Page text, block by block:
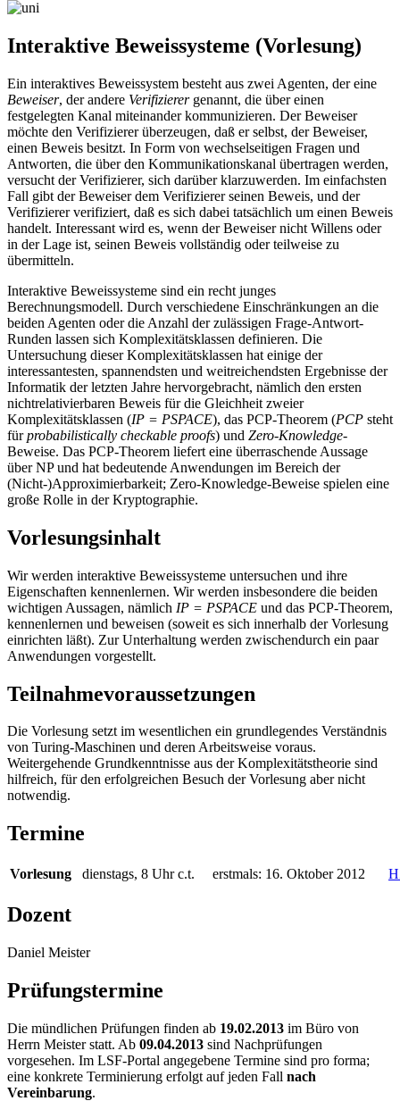
Interaktive Beweissysteme (Vorlesung)
Ein interaktives Beweissystem besteht aus zwei Agenten, der eine
Beweiser, der andere Verifizierergenannt, die über einen
festgelegten Kanal miteinander kommunizieren. Der Beweiser
möchte den Verifizierer überzeugen, daß er selbst, der Beweiser,
einen Beweis besitzt. In Form von wechselseitigen Fragen und
Antworten, die über den Kommunikationskanal übertragen werden,
versucht der Verifizierer, sich darüber klarzuwerden. Im einfachsten
Fall gibt der Beweiser dem Verifizierer seinen Beweis, und der
Verifizierer verifiziert, daß es sich dabei tatsächlich um einen Beweis
handelt. Interessant wird es, wenn der Beweiser nicht Willens oder
in der Lage ist, seinen Beweis vollständig oder teilweise zu
übermitteln.
Interaktive Beweissysteme sind ein recht junges
Berechnungsmodell. Durch verschiedene Einschränkungen an die
beiden Agenten oder die Anzahl der zulässigen Frage-Antwort-
Runden lassen sich Komplexitätsklassen definieren. Die
Untersuchung dieser Komplexitätsklassen hat einige der
interessantesten, spannendsten und weitreichendsten Ergebnisse der
Informatik der letzten Jahre hervorgebracht, nämlich den ersten
nichtrelativierbaren Beweis für die Gleichheit zweier
Komplexitätsklassen (IP = PSPACE), das PCP-Theorem (PCP steht
fürprobabilistically checkable proofs) und Zero-Knowledge-
Beweise. Das PCP-Theorem liefert eine überraschende Aussage
über NP und hat bedeutende Anwendungen im Bereich der
(Nicht-)Approximierbarkeit; Zero-Knowledge-Beweise spielen eine
große Rolle in der Kryptographie.
Vorlesungsinhalt
Wir werden interaktive Beweissysteme untersuchen und ihre
Eigenschaften kennenlernen. Wir werden insbesondere die beiden
wichtigen Aussagen, nämlich IP = PSPACE und das PCP-Theorem,
kennenlernen und beweisen (soweit es sich innerhalb der Vorlesung
einrichten läßt). Zur Unterhaltung werden zwischendurch ein paar
Anwendungen vorgestellt.
Teilnahmevoraussetzungen
Die Vorlesung setzt im wesentlichen ein grundlegendes Verständnis
von Turing-Maschinen und deren Arbeitsweise voraus.
Weitergehende Grundkenntnisse aus der Komplexitätstheorie sind
hilfreich, für den erfolgreichen Besuch der Vorlesung aber nicht
notwendig.
Termine
Vorlesung dienstags, 8 Uhr c.t. erstmals: 16. Oktober 2012
Dozent
Daniel Meister
Prüfungstermine
Die mündlichen Prüfungen finden ab 19.02.2013 im Büro von
Herrn Meister statt. Ab 09.04.2013 sind Nachprüfungen
vorgesehen. Im LSF-Portal angegebene Termine sind pro forma;
eine konkrete Terminierung erfolgt auf jeden Fall nach
Vereinbarung.